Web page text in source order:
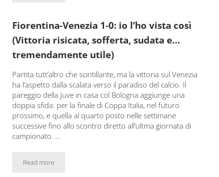
Fiorentina-Venezia 1-0: io l’ho vista così
(Vittoria risicata, sofferta, sudata e…
tremendamente utile)
Partita tutt’altro che scintillante, ma la vittoria sul Venezia
ha l’aspetto dalla scalata verso il paradiso del calcio. Il
pareggio della Juve in casa col Bologna aggiunge una
doppia sfida: per la finale di Coppa Italia, nel futuro
prossimo, e quella al quarto posto nelle settimane
successive fino allo scontro diretto all’ultma giornata di
campionato. …
Read moreFiorentina-Venezia 1-0: io l’ho vista così (Vittoria risicata,